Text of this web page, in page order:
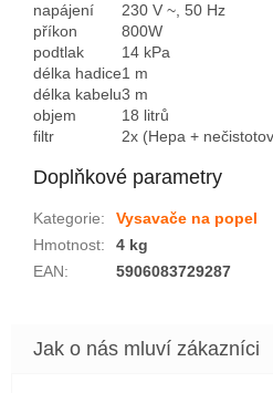
napájení
230 V ~, 50 Hz
příkon
800W
podtlak
14 kPa
délka hadice1 m
délka kabelu3 m
objem
18 litrů
filtr
2x (Hepa +
Doplňkové parametry
Kategorie:
Vysavače na popel
Hmotnost:
4 kg
EAN: 5906083729287